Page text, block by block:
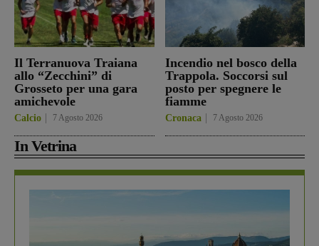
Il Terranuova Traiana
allo “Zecchini” di
Grosseto per una gara
amichevole
Calcio 7 Agosto 2026
Incendio nel bosco della
Trappola. Soccorsi sul
posto per spegnere le
fiamme
Cronaca 7 Agosto 2026
In Vetrina